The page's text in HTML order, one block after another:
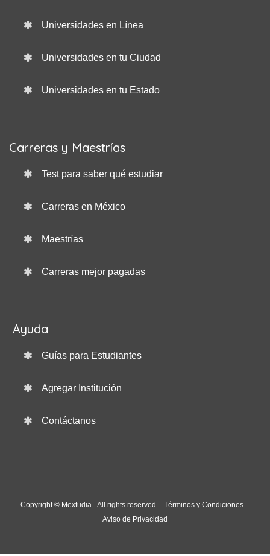
Universidades en Línea
Universidades en tu Ciudad
Universidades en tu Estado
Carreras y Maestrías
Test para saber qué estudiar
Carreras en México
Maestrías
Carreras mejor pagadas
Ayuda
Guías para Estudiantes
Agregar Institución
Contáctanos
Copyright © Mextudia - All rights reserved
Términos y Condiciones
Aviso de Privacidad